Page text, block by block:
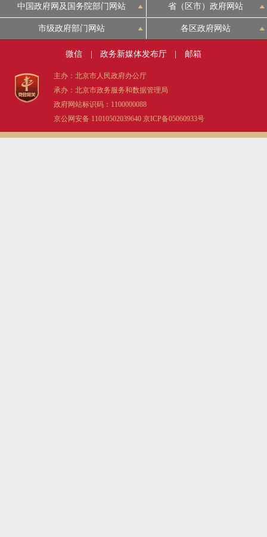
中国政府网及国务院部门网站 省（区市）政府网站
市级政府部门网站 各区政府网站
微信 政务新媒体发布厅 邮箱
主办：北京市人民政府办公厅
承办：北京市政务服务和数据管理局
政府网站标识码：1100000088
京公网安备 11010502039640 京ICP备05060933号